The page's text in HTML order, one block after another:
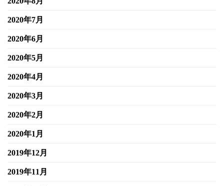
2020年7月
2020年6月
2020年5月
2020年4月
2020年3月
2020年2月
2020年1月
2019年12月
2019年11月